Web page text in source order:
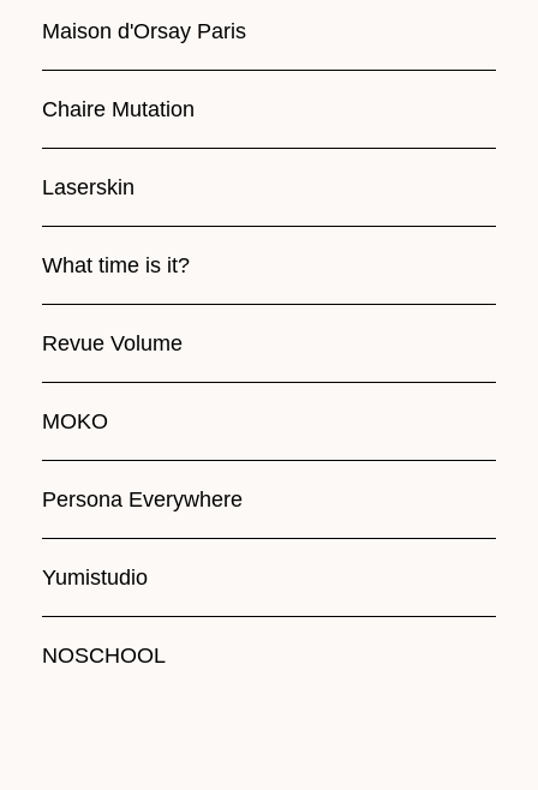
Maison d'Orsay Paris
Chaire Mutation
Laserskin
What time is it?
Revue Volume
MOKO
Persona Everywhere
Yumistudio
NOSCHOOL